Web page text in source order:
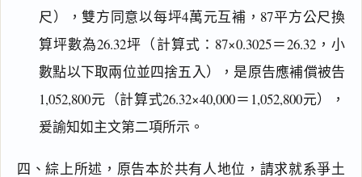
尺），雙方同意以每坪4萬元互補，87平方公尺換
算坪數為26.32坪（計算式：87×0.3025＝26.32，小
數點以下取兩位並四捨五入），是原告應補償被告
1,052,800元（計算式26.32×40,000＝1,052,800元），
爰諭知如主文第二項所示。
四、綜上所述，原告本於共有人地位，請求就系爭土